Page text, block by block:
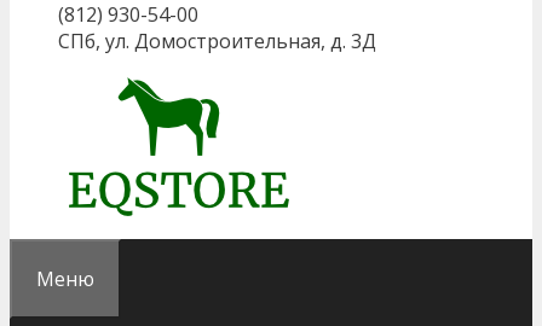
(812) 930-54-00
СПб, ул. Домостроительная, д. 3Д
Меню